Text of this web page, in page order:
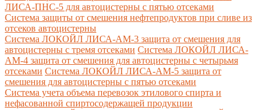
ЛИСА-ПНС-5 для автоцистерны с пятью отсеками
Система защиты от смешения нефтепродуктов при сливе из
отсеков автоцистерны
Система ЛОКОЙЛ ЛИСА-AM-3 защита от смешения для
автоцистерны с тремя отсеками Система ЛОКОЙЛ ЛИСА-
AM-4 защита от смешения для автоцистерны с четырьмя
отсеками Система ЛОКОЙЛ ЛИСА-AM-5 защита от
смешения для автоцистерны с пятью отсеками
Система учета объема перевозок этилового спирта и
нефасованной спиртосодержащей продукции